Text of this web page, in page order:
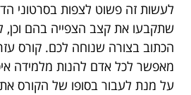
לעשות זה פשוט לצפות בסרטוני
שתקבעו את קצב הצפייה בהם וכן,
הכתוב בצורה שנוחה לכם. קורס
מאפשר לכל אדם להנות מלמידה
על מנת לעבור בסופו של הקורס